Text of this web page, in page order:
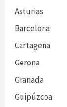
Asturias
Barcelona
Cartagena
Gerona
Granada
Guipúzcoa